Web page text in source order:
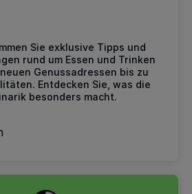
Sie exklusive Tipps und
rund um Essen und Trinken
Genussadressen bis zu
Entdecken Sie, was die
besonders macht.